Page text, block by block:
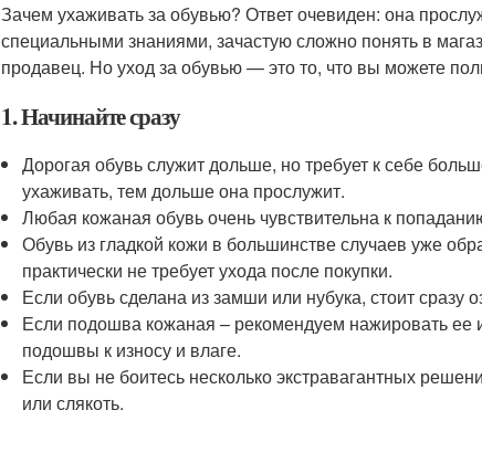
Зачем ухаживать за обувью? Ответ очевиден: она
специальными знаниями, зачастую сложно понять в
продавец. Но уход за обувью — это то, что вы можете
1. Начинайте сразу
Дорогая обувь служит дольше, но требует к себе
ухаживать, тем дольше она прослужит.
Любая кожаная обувь очень чувствительна к
Обувь из гладкой кожи в большинстве случаев уже
практически не требует ухода после покупки.
Если обувь сделана из замши или нубука, стоит сразу
Если подошва кожаная – рекомендуем нажировать ее
подошвы к износу и влаге.
Если вы не боитесь несколько экстравагантных
или слякоть.